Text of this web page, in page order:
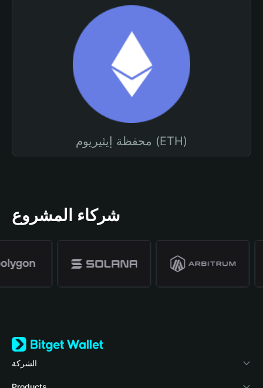
محفظة إيثيريوم (ETH)
شركاء المشروع
الشركة